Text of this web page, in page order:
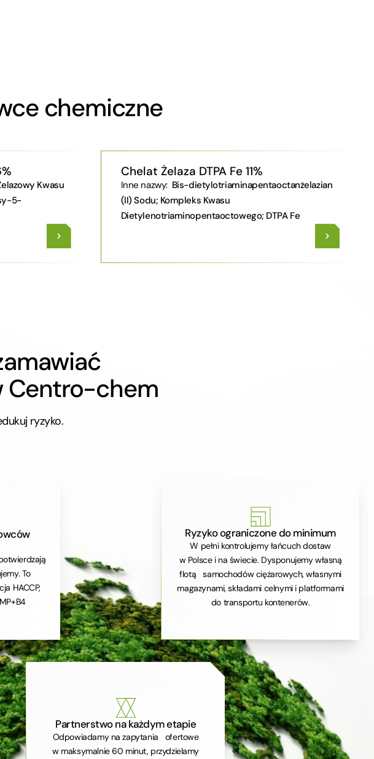
chemiczne
Kwasu
5-
Chelat Żelaza DTPA Fe 11%
Inne nazwy: Bis-dietylotriaminapentaoctanżelazian
(II) Sodu; Kompleks Kwasu
Dietylenotriaminopentaoctowego; DTPA Fe
Centro-chem
ryzyko.
To
HACCP,
Ryzyko ograniczone do minimum
W pełni kontrolujemy łańcuch dostaw
w Polsce i na świecie. Dysponujemy własną
flotą samochodów ciężarowych, własnymi
magazynami, składami celnymi i platformami
do transportu kontenerów.
Partnerstwo na każdym etapie
Odpowiadamy na zapytania ofertowe
w maksymalnie 60 minut, przydzielamy